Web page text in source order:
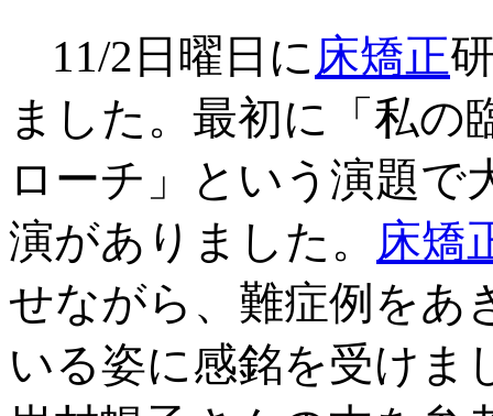
11/2日曜日に 床矯正
ました。最初に「私の
ローチ」という演題で
演がありました。
床矯
せながら、難症例をあ
いる姿に感銘を受けま